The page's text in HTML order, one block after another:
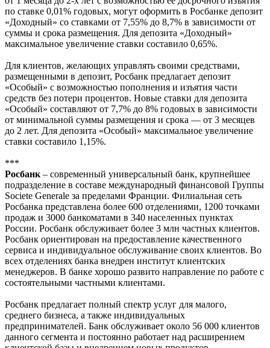
по ставке 0,01% годовых, могут оформить в Росбанке депозит
«Доходный» со ставками от 7,55% до 8,7% в зависимости от
суммы и срока размещения. Для депозита «Доходный»
максимальное увеличение ставки составило 0,65%.
Для клиентов, желающих управлять своими средствами,
размещенными в депозит, Росбанк предлагает депозит
«Особый» с возможностью пополнения и изъятия части
средств без потери процентов. Новые ставки для депозита
«Особый» составляют от 7,7% до 8% годовых в зависимости
от минимальной суммы размещения и срока — от 3 месяцев
до 2 лет. Для депозита «Особый» максимальное увеличение
ставки составило 1,15%.
***
Росбанк – современный универсальный банк, крупнейшее
подразделение в составе международный финансовой Группы
Societe Generale за пределами Франции. Филиальная сеть
Росбанка представлена более 600 отделениями, 1200 точками
продаж и 3000 банкоматами в 340 населенных пунктах
России. Росбанк обслуживает более 3 млн частных клиентов.
Росбанк ориентирован на предоставление качественного
сервиса и индивидуальное обслуживание своих клиентов. Во
всех отделениях банка внедрен институт клиентских
менеджеров. В банке хорошо развито направление по работе с
состоятельными частными клиентами.
Росбанк предлагает полный спектр услуг для малого,
среднего бизнеса, а также индивидуальных
предпринимателей. Банк обслуживает около 56 000 клиентов
данного сегмента и постоянно работает над расширением